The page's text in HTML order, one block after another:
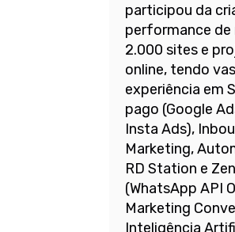
participou da
performance de
2.000 sites e
online, tendo
experiência em
pago (Google
Insta Ads),
Marketing,
RD Station e
(WhatsApp API
Marketing
Inteligência